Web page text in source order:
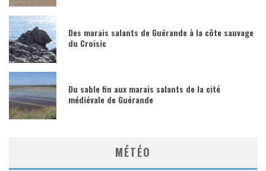
Des marais salants de Guérande à la côte sauvage
du Croisic
Du sable fin aux marais salants de la cité
médiévale de Guérande
MÉTÉO